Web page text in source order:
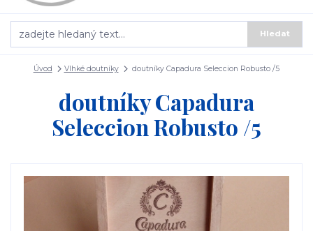
Hledat
Úvod Vlhké doutníky doutníky Capadura Seleccion Robusto /5
doutníky Capadura
Seleccion Robusto /5